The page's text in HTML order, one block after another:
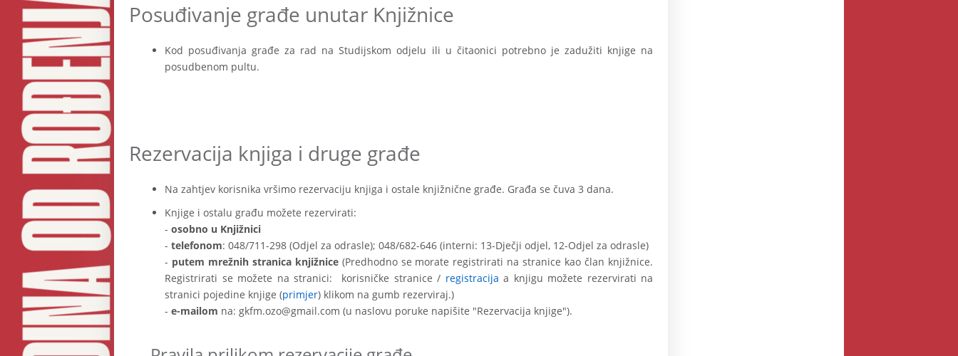
Posuđivanje građe unutar Knjižnice
Kod posuđivanja građe za rad na Studijskom odjelu ili u čitaonici potrebno je zadužiti knjige na
posudbenom pultu.
Rezervacija knjiga i druge građe
Na zahtjev korisnika vršimo rezervaciju knjiga i ostale knjižnične građe. Građa se čuva 3 dana.
Knjige i ostalu građu možete rezervirati:
- osobno u Knjižnici
- telefonom: 048/711-298 (Odjel za odrasle); 048/682-646 (interni: 13-Dječji odjel, 12-Odjel za odrasle)
- putem mrežnih stranica knjižnice(Predhodno se morate registrirati na stranice kao član knjižnice.
Registrirati se možete na stranici: korisničke stranice / registracija a knjigu možete rezervirati na
stranici pojedine knjige (primjer) klikom na gumb rezerviraj.)
- e-mailom na: gkfm.ozo@gmail.com (u naslovu poruke napišite "Rezervacija knjige").